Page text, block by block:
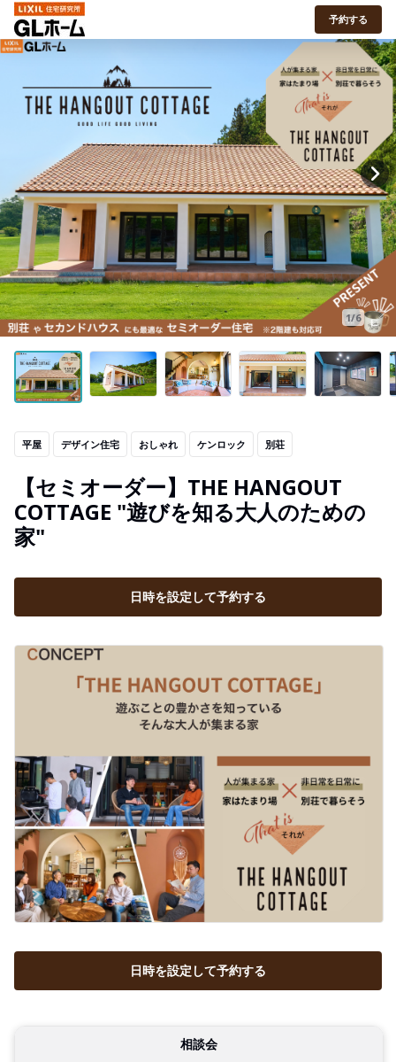
予約する
1/6
平屋 デザイン住宅 おしゃれ ケンロック 別荘
【セミオーダー】THE HANGOUT
COTTAGE "遊びを知る大人のための
家"
日時を設定して予約する
日時を設定して予約する
相談会